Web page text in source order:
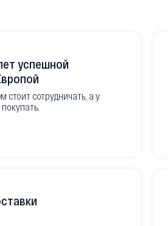
успешной
стоит сотрудничать, а у